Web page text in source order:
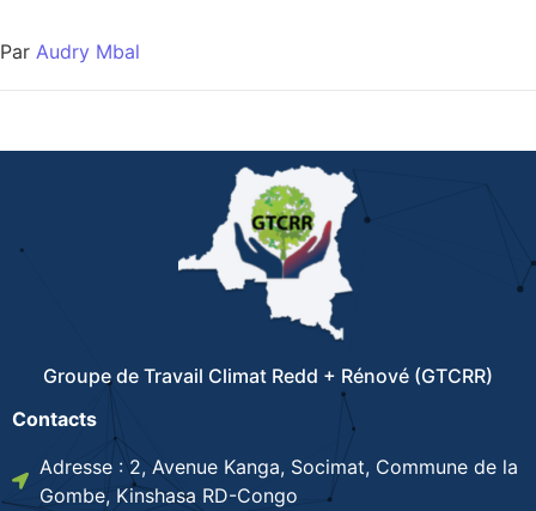
Par Audry Mbal
Groupe de Travail Climat Redd + Rénové (GTCRR)
Contacts
Adresse : 2, Avenue Kanga, Socimat, Commune de la
Gombe, Kinshasa RD-Congo